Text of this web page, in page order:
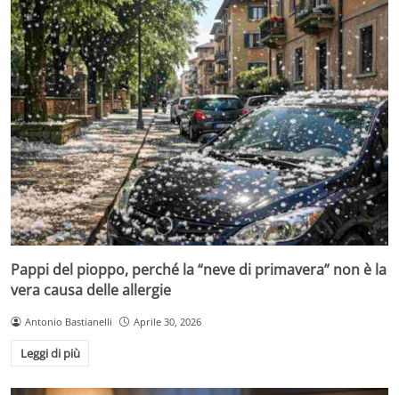
Pappi del pioppo, perché la “neve di primavera” non è la
vera causa delle allergie
Antonio Bastianelli Aprile 30, 2026
Leggi di più